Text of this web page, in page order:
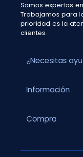
Somos expertos
Trabajamos para
prioridad es la
clientes.
¿Necesitas
Información
Compra